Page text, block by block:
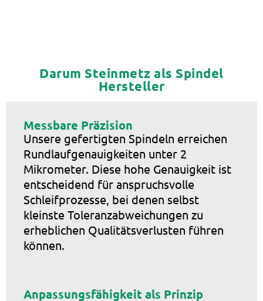
Darum Steinmetz als Spindel
Hersteller
Messbare Präzision
Unsere gefertigten Spindeln erreichen
Rundlaufgenauigkeiten unter 2
Mikrometer. Diese hohe Genauigkeit ist
entscheidend für anspruchsvolle
Schleifprozesse, bei denen selbst
kleinste Toleranzabweichungen zu
erheblichen Qualitätsverlusten führen
können.
Anpassungsfähigkeit als Prinzip